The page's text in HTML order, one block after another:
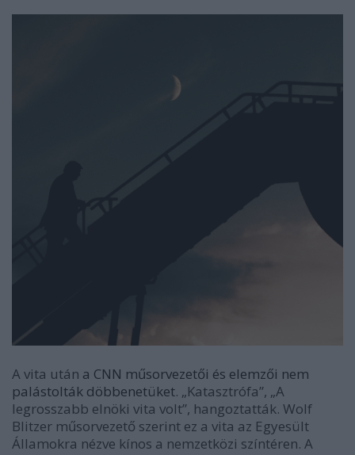
A vita után a CNN műsorvezetői és elemzői nem
palástolták döbbenetüket. „Katasztrófa”, „A
legrosszabb elnöki vita volt”, hangoztatták. Wolf
Blitzer műsorvezető szerint ez a vita az Egyesült
Államokra nézve kínos a nemzetközi színtéren. A